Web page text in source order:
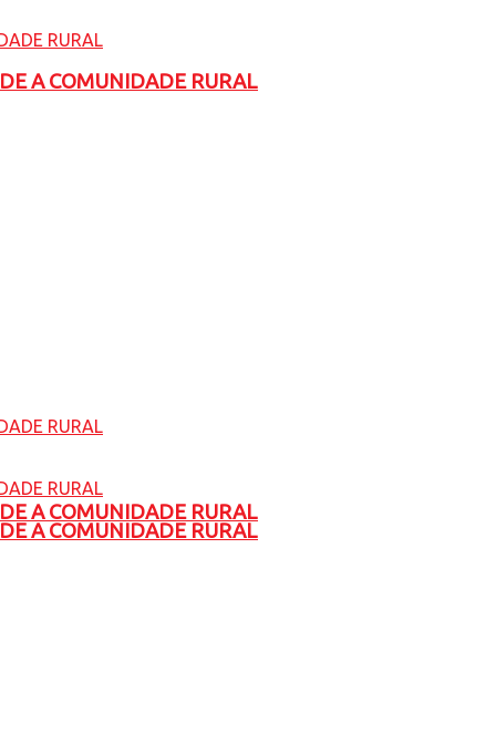
A COMUNIDADE RURAL
A COMUNIDADE RURAL
A COMUNIDADE RURAL